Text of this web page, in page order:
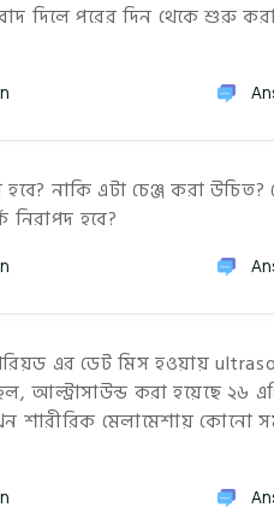
দিলে পরের দিন থেকে শুরু
নাকি এটা চেঞ্জ করা
হবে?
এর ডেট মিস হওয়ায়
আল্ট্রাসাউন্ড করা হয়েছে ২৬
শারীরিক মেলামেশায় কোনো